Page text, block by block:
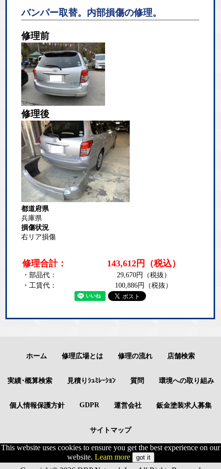
バンパー取替。内部損傷の修理。
修理前
修理後
都道府県
兵庫県
損傷状況
右リア損傷
修理合計： 143,612円 （税込）
・部品代： 29,670円（税抜）
・工賃代：
100,886円（税抜）
ホーム 修理広場とは 修理の流れ 店舗検索
実績･概算検索 見積りｼｭﾐﾚｰｼｮﾝ 質問 環境への取り組み
個人情報保護方針 GDPR 運営会社 鈑金塗装求人募集
サイトマップ
This website uses cookies to ensure you get the best experience on our
website. Leam more got it